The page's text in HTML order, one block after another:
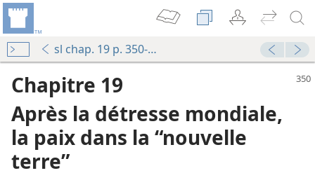
sl chap. 19 p. 350-371
Chapitre 19
Après la détresse mondiale,
la paix dans la “nouvelle
terre”